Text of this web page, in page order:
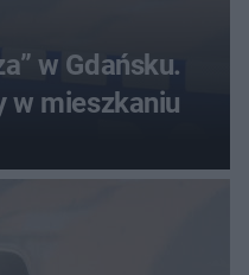
w Gdańsku.
w mieszkaniu